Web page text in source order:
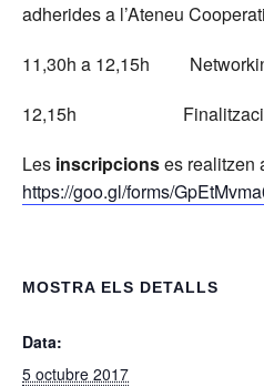
adherides a l’Ateneu
11,30h a 12,15h
12,15h Finalització “III
Les inscripcionses realitzen
https://goo.gl/forms/
MOSTRA ELS DETALLS
Data:
5 octubre 2017